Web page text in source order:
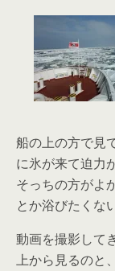
船の上の方で見
に氷が来て迫力
そっちの方がよ
とか浴びたくな
動画を撮影して
上から見るのと